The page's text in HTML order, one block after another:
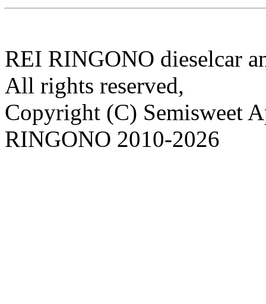
REI RINGONO dieselcar
All rights reserved,
Copyright (C) Semisweet
RINGONO 2010-2026